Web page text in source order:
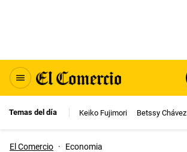
Temas del día Keiko Fujimori Betssy Chávez
El Comercio · Economia